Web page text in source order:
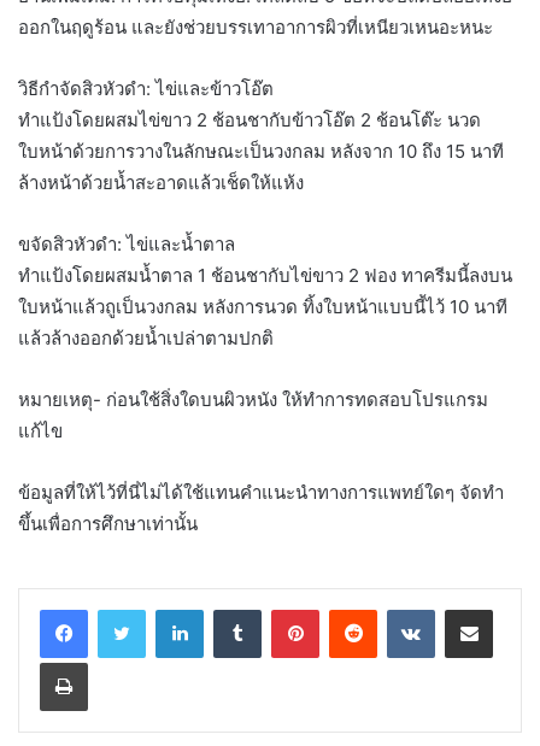
ออกในฤดูร้อน และยังช่วยบรรเทาอาการผิวที่เหนียวเหนอะหนะ
วิธีกำจัดสิวหัวดำ: ไข่และข้าวโอ๊ต
ทำแป้งโดยผสมไข่ขาว 2 ช้อนชากับข้าวโอ๊ต 2 ช้อนโต๊ะ นวด
ใบหน้าด้วยการวางในลักษณะเป็นวงกลม หลังจาก 10 ถึง 15 นาที
ล้างหน้าด้วยน้ำสะอาดแล้วเช็ดให้แห้ง
ขจัดสิวหัวดำ: ไข่และน้ำตาล
ทำแป้งโดยผสมน้ำตาล 1 ช้อนชากับไข่ขาว 2 ฟอง ทาครีมนี้ลงบน
ใบหน้าแล้วถูเป็นวงกลม หลังการนวด ทิ้งใบหน้าแบบนี้ไว้ 10 นาที
แล้วล้างออกด้วยน้ำเปล่าตามปกติ
หมายเหตุ- ก่อนใช้สิ่งใดบนผิวหนัง ให้ทำการทดสอบโปรแกรม
แก้ไข
ข้อมูลที่ให้ไว้ที่นี่ไม่ได้ใช้แทนคำแนะนำทางการแพทย์ใดๆ จัดทำ
ขึ้นเพื่อการศึกษาเท่านั้น
LinkedInTumblr PinterestReddit VKontakteShare via Email
Print